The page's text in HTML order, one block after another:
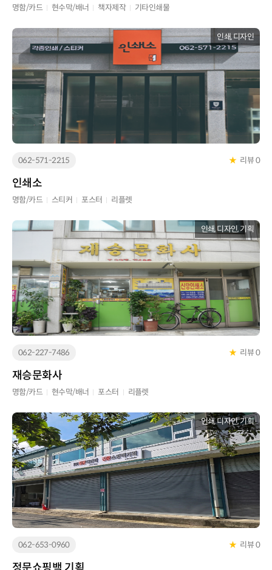
명함/카드 현수막/배너 책자제작 기타인쇄물
인쇄, 디자인
062-571-2215 ★ 리뷰 0
인쇄소
명함/카드 스티커 포스터 리플렛
인쇄, 디자인, 기획
062-227-7486 ★ 리뷰 0
재승문화사
명함/카드 현수막/배너 포스터 리플렛
인쇄, 디자인, 기획
062-653-0960 ★ 리뷰 0